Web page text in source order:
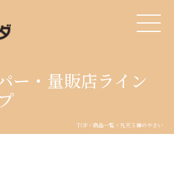
ー・量販店ライン
TOP<商品一覧 < 丸天５種のやさい